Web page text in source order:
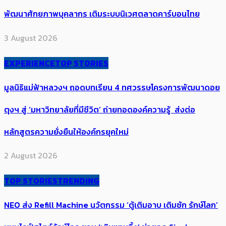
พัฒนาศักยภาพบุคลากร เติมระบบนิเวศตลาดคาร์บอนไทย
3 August 2026
EXPERIENCETOP STORIES
มูลนิธิแม่ฟ้าหลวงฯ ถอดบทเรียน 4 ทศวรรษโครงการพัฒนาดอย
ตุงฯ สู่ ‘มหาวิทยาลัยที่มีชีวิต’ ถ่ายทอดองค์ความรู้ ส่งต่อ
หลักสูตรความยั่งยืนให้องค์กรยุคใหม่
2 August 2026
TOP STORIESTRENDING
NEO ส่ง Refill Machine นวัตกรรม ‘ตู้เติมอาบ เติมซัก รักษ์โลก’